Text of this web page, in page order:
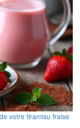
votre tiramisu fraise